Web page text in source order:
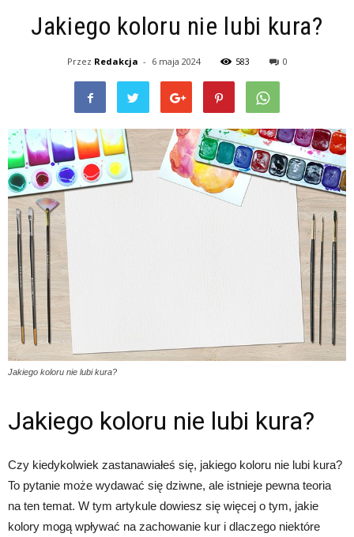
Jakiego koloru nie lubi kura?
Przez Redakcja - 6 maja 2024 583 0
Jakiego koloru nie lubi kura?
Jakiego koloru nie lubi kura?
Czy kiedykolwiek zastanawiałeś się, jakiego koloru nie lubi kura?
To pytanie może wydawać się dziwne, ale istnieje pewna teoria
na ten temat. W tym artykule dowiesz się więcej o tym, jakie
kolory mogą wpływać na zachowanie kur i dlaczego niektóre